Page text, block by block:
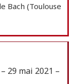
Bach (Toulouse
29 mai 2021 –